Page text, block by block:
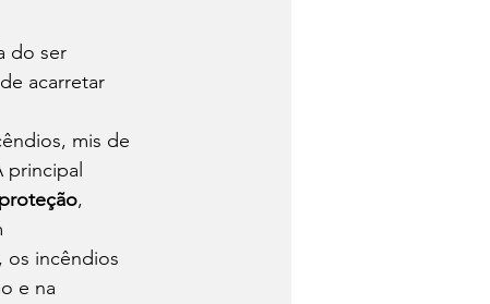
do ser
acarretar
mis de
principal
,
os incêndios
e na